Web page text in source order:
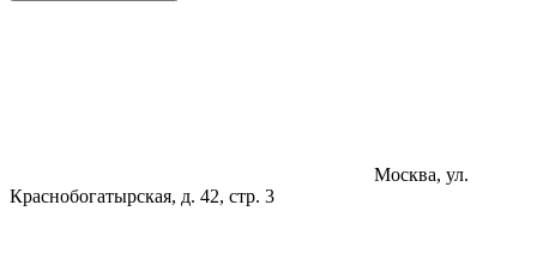
Москва, ул.
Краснобогатырская, д. 42, стр. 3